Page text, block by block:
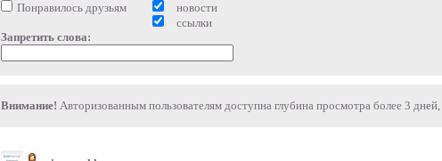
Понравилось друзьям
новости
ссылки
Запретить слова:
Внимание! Авторизованным пользователям доступна глубина просмотра более 3 дней,